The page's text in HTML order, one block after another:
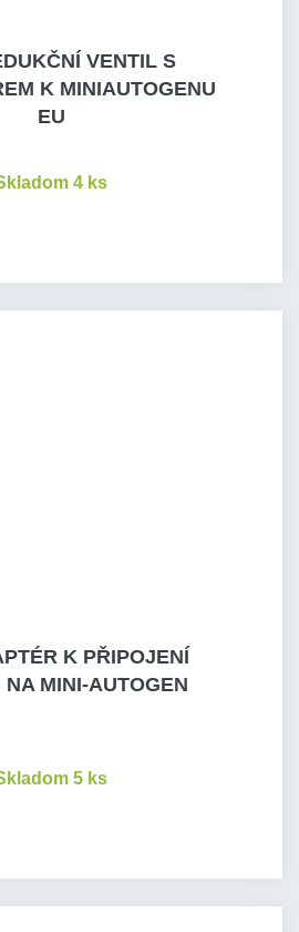
VENTIL S
K MINIAUTOGENU
EU
4 ks
K PŘIPOJENÍ
MINI-AUTOGEN
5 ks